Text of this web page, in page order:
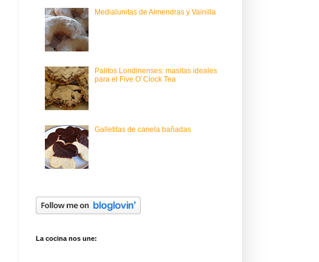
Medialunitas de Almendras y Vainilla
Palitos Londinenses: masitas ideales
para el Five O´Clock Tea
Galletitas de canela bañadas
La cocina nos une: